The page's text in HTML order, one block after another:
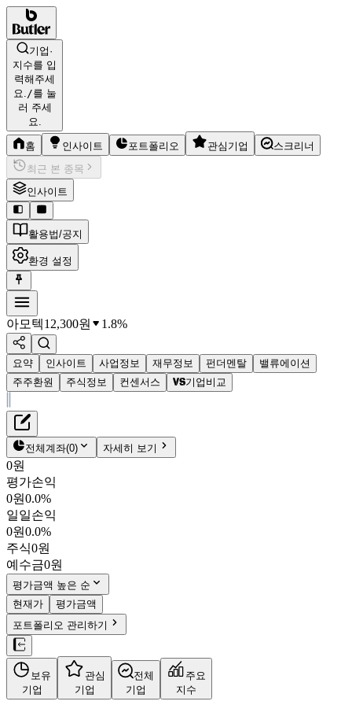
기업·
지수를 입
력해주세
요./를 눌
러 주세
요.
홈 인사이트 포트폴리오 관심기업
스크리너
최근 본 종목
인사이트
활용법/공지
환경 설정
아모텍12,300원 1.8%
요약 인사이트 사업정보 재무정보 펀더멘탈
밸류에이션
주주환원
주식정보 컨센서스 기업비교
아모텍
12,300원
052710
KOSDAQ
시가총액
PBR1.12
PER30.20
fPER 21.33
배당수익률-
자사주비율0.02%
결산월12월
4분기누적
10년
주재무제표
재무정보
펀더멘탈
밸류에이션
주주환원
컨센서스
주식정보
전체계좌(0) 자세히 보기
0원
평가손익
0원0.0%
일일손익
0원0.0%
주식0원
예수금0원
평가금액 높은 순
현재가
평가금액
포트폴리오 관리하기
보유
기업
관심
기업
전체
기업
주요
지수